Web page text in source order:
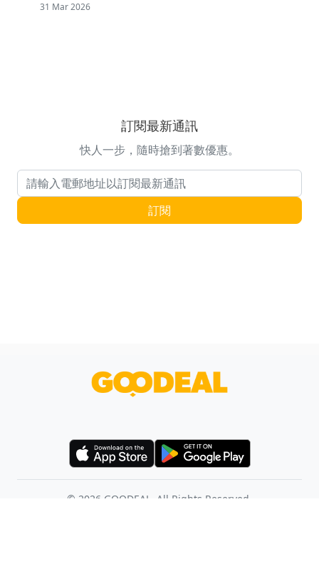
31 Mar 2026
訂閱最新通訊
快人一步，隨時搶到著數優惠。
電郵地址 訂閱
© 2026 GOODEAL. All Rights Reserved.